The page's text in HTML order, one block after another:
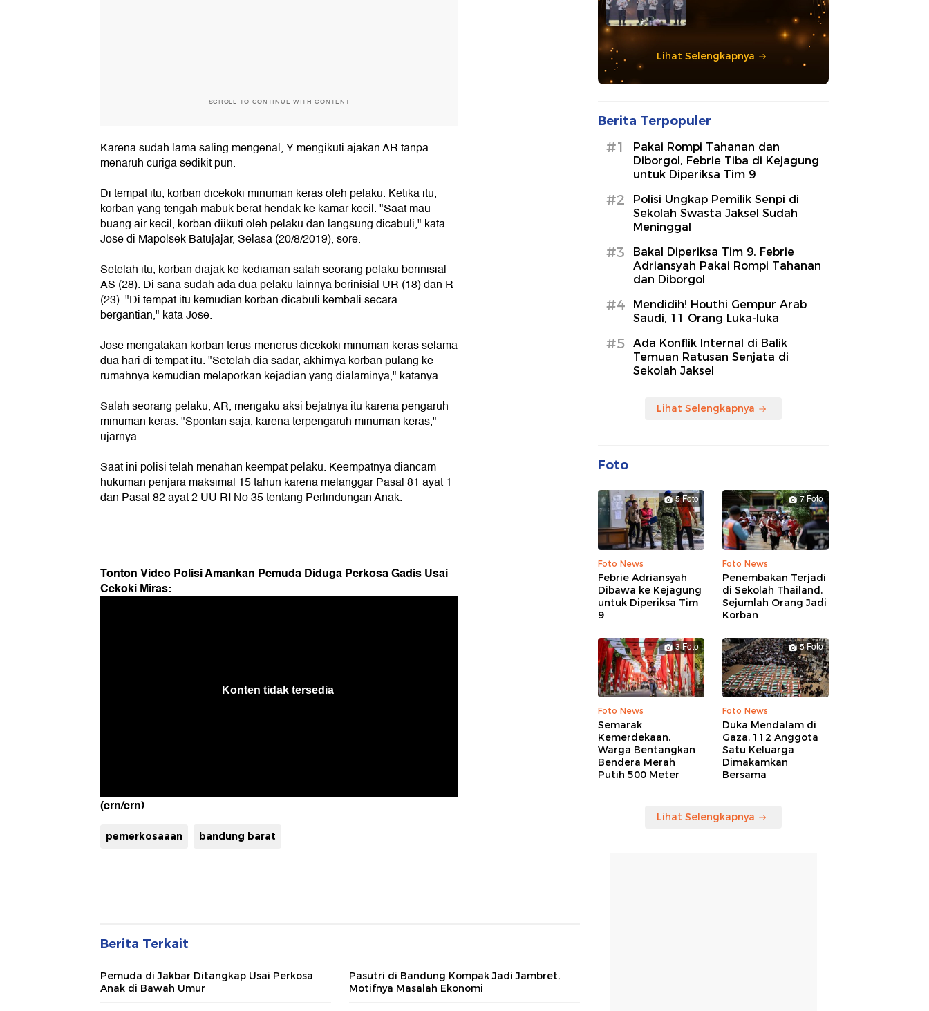
SCROLL TO CONTINUE WITH CONTENT
Karena sudah lama saling mengenal, Y mengikuti ajakan AR tanpa
menaruh curiga sedikit pun.
Di tempat itu, korban dicekoki minuman keras oleh pelaku. Ketika itu,
korban yang tengah mabuk berat hendak ke kamar kecil. "Saat mau
buang air kecil, korban diikuti oleh pelaku dan langsung dicabuli," kata
Jose di Mapolsek Batujajar, Selasa (20/8/2019), sore.
Setelah itu, korban diajak ke kediaman salah seorang pelaku berinisial
AS (28). Di sana sudah ada dua pelaku lainnya berinisial UR (18) dan R
(23). "Di tempat itu kemudian korban dicabuli kembali secara
bergantian," kata Jose.
Jose mengatakan korban terus-menerus dicekoki minuman keras selama
dua hari di tempat itu. "Setelah dia sadar, akhirnya korban pulang ke
rumahnya kemudian melaporkan kejadian yang dialaminya," katanya.
Salah seorang pelaku, AR, mengaku aksi bejatnya itu karena pengaruh
minuman keras. "Spontan saja, karena terpengaruh minuman keras,"
ujarnya.
Saat ini polisi telah menahan keempat pelaku. Keempatnya diancam
hukuman penjara maksimal 15 tahun karena melanggar Pasal 81 ayat 1
dan Pasal 82 ayat 2 UU RI No 35 tentang Perlindungan Anak.
Tonton Video Polisi Amankan Pemuda Diduga Perkosa Gadis Usai
Cekoki Miras:
(ern/ern)
pemerkosaaan bandung barat
Berita Terkait
Pemuda di Jakbar Ditangkap Usai Perkosa
Anak di Bawah Umur
Pasutri di Bandung Kompak Jadi Jambret,
Motifnya Masalah Ekonomi
Lihat Selengkapnya
Berita Terpopuler
#1
Pakai Rompi Tahanan dan
Diborgol, Febrie Tiba di Kejagung
untuk Diperiksa Tim 9
#2
Polisi Ungkap Pemilik Senpi di
Sekolah Swasta Jaksel Sudah
Meninggal
#3
Bakal Diperiksa Tim 9, Febrie
Adriansyah Pakai Rompi Tahanan
dan Diborgol
#4
Mendidih! Houthi Gempur Arab
Saudi, 11 Orang Luka-luka
#5
Ada Konflik Internal di Balik
Temuan Ratusan Senjata di
Sekolah Jaksel
Lihat Selengkapnya
Foto
5 Foto
Foto News
Febrie Adriansyah
Dibawa ke Kejagung
untuk Diperiksa Tim
9
7 Foto
Foto News
Penembakan Terjadi
di Sekolah Thailand,
Sejumlah Orang Jadi
Korban
3 Foto
Foto News
Semarak
Kemerdekaan,
Warga Bentangkan
Bendera Merah
Putih 500 Meter
5 Foto
Foto News
Duka Mendalam di
Gaza, 112 Anggota
Satu Keluarga
Dimakamkan
Bersama
Lihat Selengkapnya